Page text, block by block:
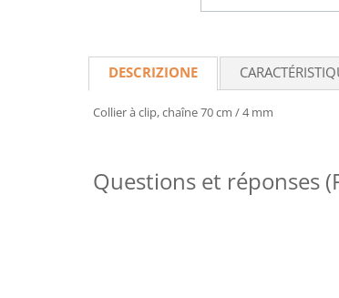
DESCRIZIONE
Collier à clip, chaîne 70 cm / 4 mm
Questions et réponses